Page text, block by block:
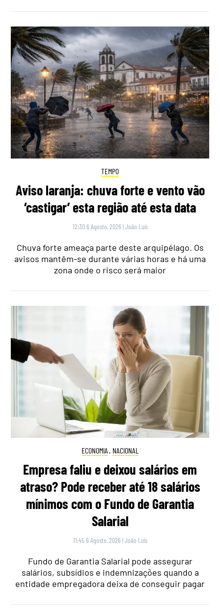
TEMPO
Aviso laranja: chuva forte e vento vão
‘castigar’ esta região até esta data
12:30 6 Agosto, 2026 |João Luís
Chuva forte ameaça parte deste arquipélago. Os
avisos mantêm-se durante várias horas e há uma
zona onde o risco será maior
ECONOMIA , NACIONAL
Empresa faliu e deixou salários em
atraso? Pode receber até 18 salários
mínimos com o Fundo de Garantia
Salarial
11:45 6 Agosto, 2026 |João Luís
Fundo de Garantia Salarial pode assegurar
salários, subsídios e indemnizações quando a
entidade empregadora deixa de conseguir pagar